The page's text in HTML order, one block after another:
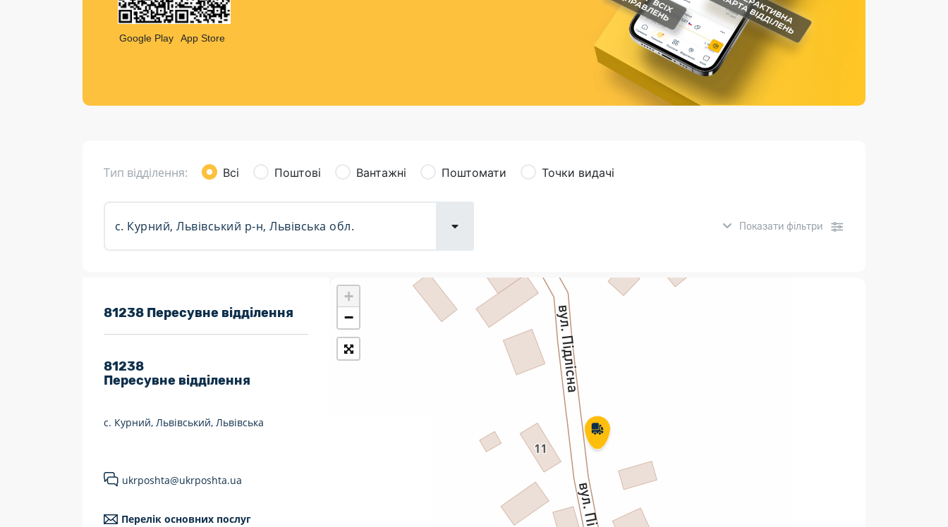
Листи та листівки
Кур’єрська доставка
Страхові послуги
Каталог «Укрпошта Маркет»
Google Play App Store
Тип відділення: Всі Поштові Вантажні Поштомати Точки видачі
Показати фільтри
7 днів на тиждень
Працюють після 19:00
Працюють у вихідні
Поштові послуги:
Укрпошта Експрес/тариф
Укрпошта Стандарт/тариф «Базовий»
Фінансові послуги:
81238 Пересувне відділення
81238
Пересувне відділення
с. Курний, Львівський, Львівська
ukrposhta@ukrposhta.ua
Перелік основних послуг
+
−